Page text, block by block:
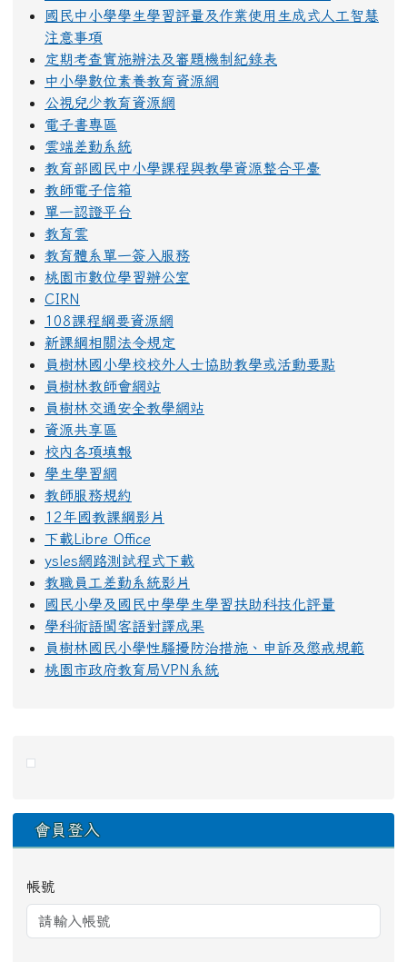
國民中小學學生學習評量及作業使用生成式人工智慧
注意事項
定期考查實施辦法及審題機制紀錄表
中小學數位素養教育資源網
公視兒少教育資源網
電子書專區
雲端差勤系統
教育部國民中小學課程與教學資源整合平臺
教師電子信箱
單一認證平台
教育雲
教育體系單一簽入服務
桃園市數位學習辦公室
CIRN
108課程綱要資源網
新課綱相關法令規定
員樹林國小學校校外人士協助教學或活動要點
員樹林教師會網站
員樹林交通安全教學網站
資源共享區
校內各項填報
學生學習網
教師服務規約
12年國教課綱影片
下載Libre Office
ysles網路測試程式下載
教職員工差勤系統影片
國民小學及國民中學學生學習扶助科技化評量
學科術語閩客語對譯成果
員樹林國民小學性騷擾防治措施、申訴及懲戒規範
桃園市政府教育局VPN系統
會員登入
帳號